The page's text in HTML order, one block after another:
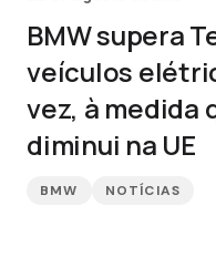
BMW supera
veículos
vez, à medida
diminui na UE
BMW NOTÍCIAS